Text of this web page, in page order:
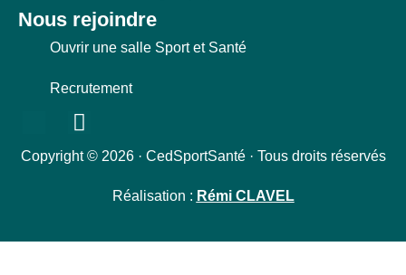
Nous rejoindre
Ouvrir une salle Sport et Santé
Recrutement
Copyright © 2026 · CedSportSanté · Tous droits réservés
Réalisation : Rémi CLAVEL